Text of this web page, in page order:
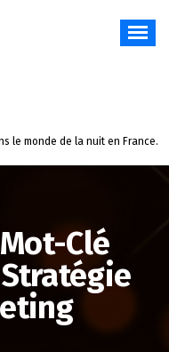
le monde de la nuit en France.
Clé